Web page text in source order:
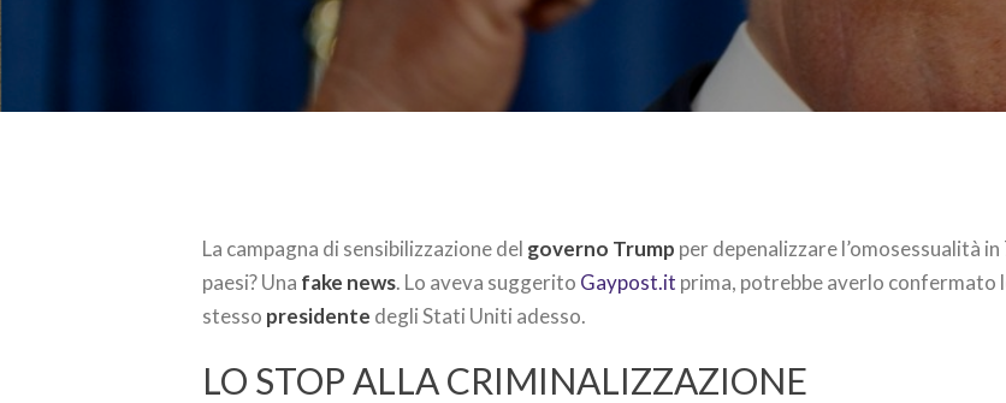
La campagna di sensibilizzazione del governo Trump per depenalizzare l’omosessualità in
paesi? Una fake news. Lo aveva suggerito Gaypost.it prima, potrebbe averlo confermato
stesso presidente degli Stati Uniti adesso.
LO STOP ALLA CRIMINALIZZAZIONE